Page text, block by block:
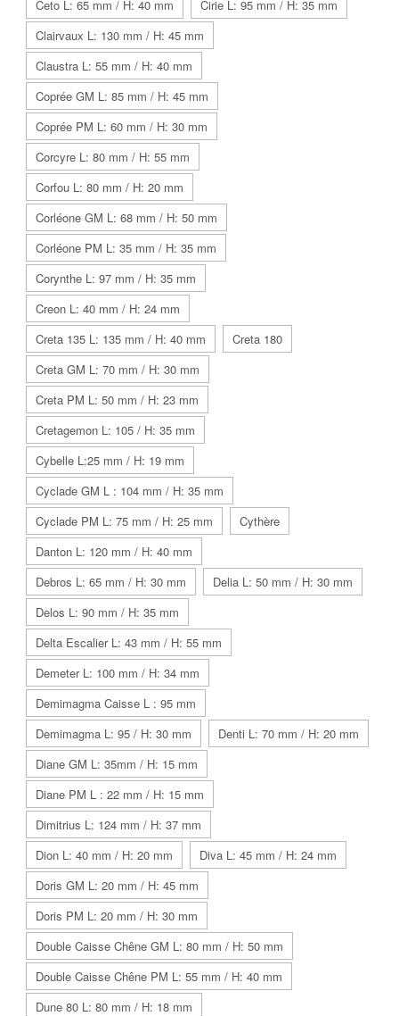
Ceto L: 65 mm / H: 40 mm
Cirie L: 95 mm / H: 35 mm
Clairvaux L: 130 mm / H: 45 mm
Claustra L: 55 mm / H: 40 mm
Coprée GM L: 85 mm / H: 45 mm
Coprée PM L: 60 mm / H: 30 mm
Corcyre L: 80 mm / H: 55 mm
Corfou L: 80 mm / H: 20 mm
Corléone GM L: 68 mm / H: 50 mm
Corléone PM L: 35 mm / H: 35 mm
Corynthe L: 97 mm / H: 35 mm
Creon L: 40 mm / H: 24 mm
Creta 135 L: 135 mm / H: 40 mm
Creta 180
Creta GM L: 70 mm / H: 30 mm
Creta PM L: 50 mm / H: 23 mm
Cretagemon L: 105 / H: 35 mm
Cybelle L:25 mm / H: 19 mm
Cyclade GM L : 104 mm / H: 35 mm
Cyclade PM L: 75 mm / H: 25 mm
Cythère
Danton L: 120 mm / H: 40 mm
Debros L: 65 mm / H: 30 mm
Delia L: 50 mm / H: 30 mm
Delos L: 90 mm / H: 35 mm
Delta Escalier L: 43 mm / H: 55 mm
Demeter L: 100 mm / H: 34 mm
Demimagma Caisse L : 95 mm
Demimagma L: 95 / H: 30 mm
Denti L: 70 mm / H: 20 mm
Diane GM L: 35mm / H: 15 mm
Diane PM L : 22 mm / H: 15 mm
Dimitrius L: 124 mm / H: 37 mm
Dion L: 40 mm / H: 20 mm
Diva L: 45 mm / H: 24 mm
Doris GM L: 20 mm / H: 45 mm
Doris PM L: 20 mm / H: 30 mm
Double Caisse Chêne GM L: 80 mm / H: 50 mm
Double Caisse Chêne PM L: 55 mm / H: 40 mm
Dune 80 L: 80 mm / H: 18 mm